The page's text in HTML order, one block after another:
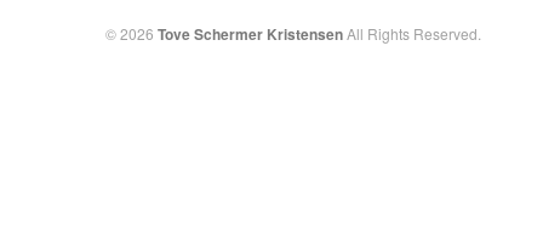
© 2026 Tove Schermer KristensenAll Rights Reserved.